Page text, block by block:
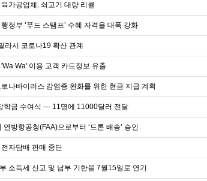
가공업체, 쇠고기 대량 리콜
정부 ‘푸드 스탬프’ 수혜 자격을 대폭 강화
라시 코로나19 확산 관계
Wa' 이용 고객 카드정보 유출
나바이러스 감염증 완화를 위한 현금 지급 계획
학금 수여식 --- 11명에 11000달러 전달
연방항공청(FAA)으로부터 ‘드론 배송’ 승인
전자담배 판매 중단
소득세 신고 및 납부 기한을 7월15일로 연기